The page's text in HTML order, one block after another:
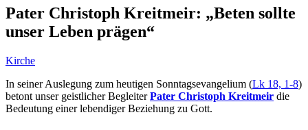
Pater Christoph Kreitmeir: „Beten sollte
unser Leben prägen“
Kirche
In seiner Auslegung zum heutigen Sonntagsevangelium (Lk 18, 1-8)
betont unser geistlicher BegleiterPater Christoph Kreitmeir die
Bedeutung einer lebendiger Beziehung zu Gott.